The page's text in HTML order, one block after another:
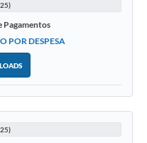
Pagamentos
POR DESPESA